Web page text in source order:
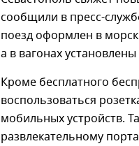
сообщили в пресс-
поезд оформлен в
а в вагонах
Кроме бесплатного
воспользоваться
мобильных устройств.
развлекательному